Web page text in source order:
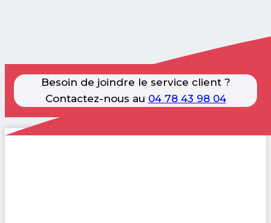
Besoin de joindre le service client ?
Contactez-nous au 04 78 43 98 04
Aller